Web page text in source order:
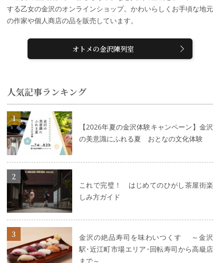
する乙女の金沢のオンラインショップ。かわいらしくお手頃な地元
の作家や個人商店の品を販売しています。
オトメの金沢陳列室
人気記事ランキング
【2026年夏の金沢体験キャンペーン】金沢
の美意識にふれる夏 おとなの文化体験
詳細はこちら
これで完璧！ はじめてのひがし茶屋街楽
しみ方ガイド
詳細はこちら
金沢の絶品寿司を味わいつくす ～金沢
駅･近江町市場エリア･回転寿司から高級店
まで～
詳細はこちら